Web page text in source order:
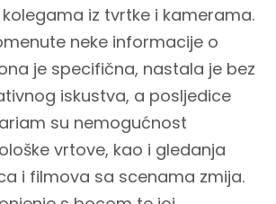
iz tvrtke i kamerama.
neke informacije o
je specifična, nastala je bez
iskustva, a posljedice
su nemogućnost
vrtove, kao i gledanja
i filmova sa scenama zmija.